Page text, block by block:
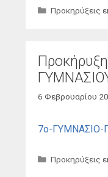
Κατηγορίες
Προκηρύξεις
6 Φεβρουαρίου
7ο-
Κατηγορίες
Προκηρύξεις